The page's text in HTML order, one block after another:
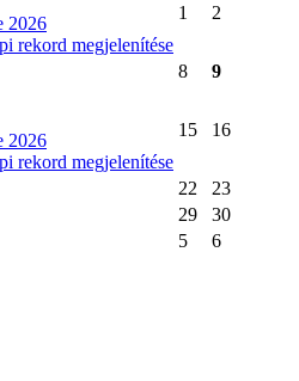
2026
rekord megjelenítése
1 2
8 9
2026
rekord megjelenítése
15 16
22
23
29
30
5 6